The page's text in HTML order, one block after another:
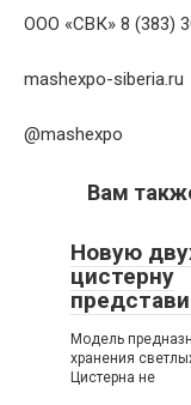
ООО «СВК» 8 (383)
mashexpo-siberia.ru
@mashexpo
Вам
Новую
цистерну
Модель
хранения
Цистерна не